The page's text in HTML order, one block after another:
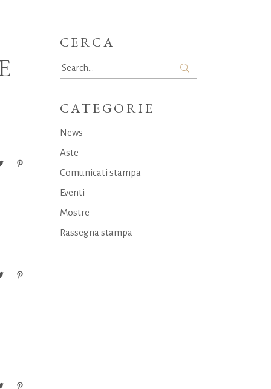
CERCA
Search
for:
CATEGORIE
News
Aste
Comunicati stampa
Eventi
Mostre
Rassegna stampa